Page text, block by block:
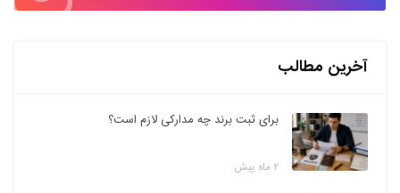
آخرین مطالب
برای ثبت برند چه مدارکی لازم است؟
۲ ماه پیش